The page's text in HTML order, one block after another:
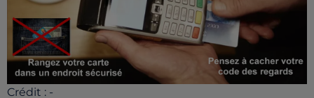
Crédit : -